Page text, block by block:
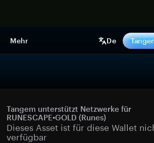
Mehr De
Tangem unterstützt Netzwerke für
RUNESCAPE•GOLD (Runes)
Dieses Asset ist für diese Wallet
verfügbar